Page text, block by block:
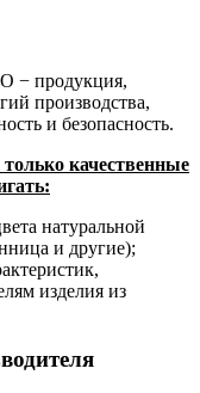
− продукция,
производства,
и безопасность.
качественные
натуральной
и другие);
изделия из